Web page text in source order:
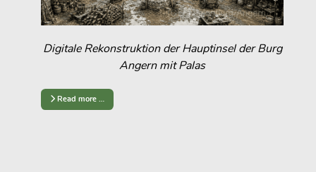
Digitale Rekonstruktion der Hauptinsel der Burg
Angern mit Palas
Read more …